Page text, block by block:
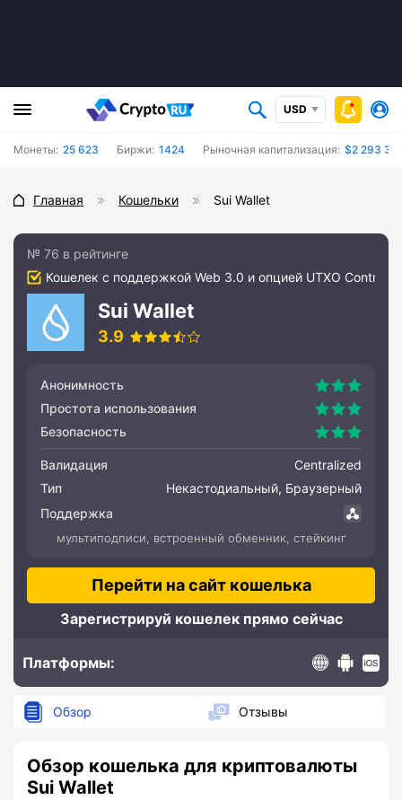
USD
Монеты: 25 623 Биржи: 1424 Рыночная капитализация: $2 293
Главная Кошельки Sui Wallet
№ 76 в рейтинге
Кошелек с поддержкой Web 3.0 и опцией UTXO Control
Sui Wallet
3.9
Анонимность
Простота использования
Безопасность
Валидация
Centralized
Тип
Некастодиальный, Браузерный
Поддержка
мультиподписи, встроенный обменник, стейкинг
Перейти на сайт кошелька
Зарегистрируй кошелек прямо сейчас
Платформы:
Android
Обзор Отзывы
Обзор кошелька для криптовалюты
Sui Wallet